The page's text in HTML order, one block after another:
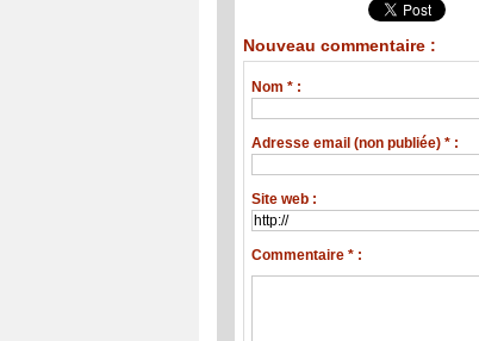
Nouveau commentaire :
Nom * :
Adresse email (non publiée) * :
Site web :
Commentaire * :